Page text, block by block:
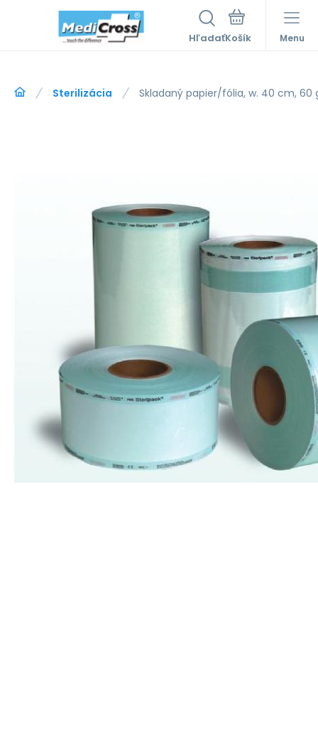
Hľadať Menu
Sterilizácia Skladaný papier/fólia, w. 40 cm, 60